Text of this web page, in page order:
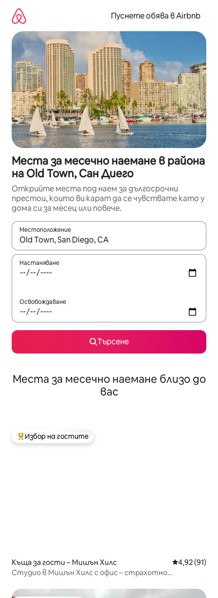
съдържанието
Пуснете обява в Airbnb
Места за месечно наемане в района
на Old Town, Сан Диего
Открийте места под наем за дългосрочни
престои, които ви карат да се чувствате като у
дома си за месец или повече.
Местоположение
Когато резултатите се покажат, използвайте
Настаняване
Освобождаване
Търсене
Места за месечно наемане близо до
вас
Най-популярен избор на гостите
Избор на гостите
Къща за гости – Мишън Хилс Средна
4,92 (91)
Студио в Мишън Хилс с офис – страхотно